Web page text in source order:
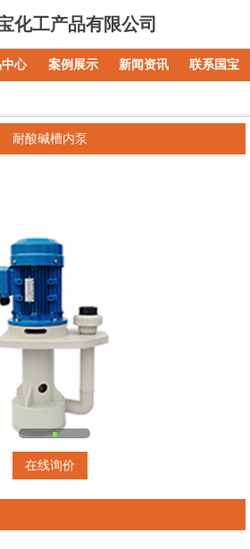
化工产品有限公司
心 案例展示 新闻资讯 联系国宝
耐酸碱槽内泵
在线询价